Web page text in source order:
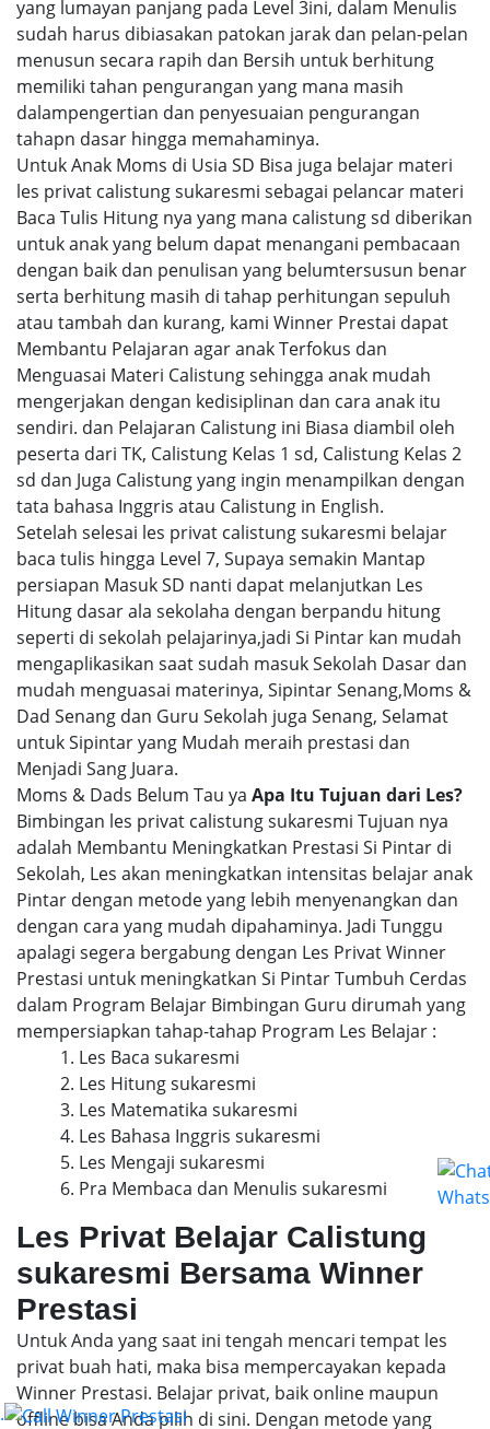
yang lumayan panjang pada Level 3ini, dalam Menulis
sudah harus dibiasakan patokan jarak dan pelan-pelan
menusun secara rapih dan Bersih untuk berhitung
memiliki tahan pengurangan yang mana masih
dalampengertian dan penyesuaian pengurangan
tahapn dasar hingga memahaminya.
Untuk Anak Moms di Usia SD Bisa juga belajar materi
les privat calistung sukaresmi sebagai pelancar materi
Baca Tulis Hitung nya yang mana calistung sd diberikan
untuk anak yang belum dapat menangani pembacaan
dengan baik dan penulisan yang belumtersusun benar
serta berhitung masih di tahap perhitungan sepuluh
atau tambah dan kurang, kami Winner Prestai dapat
Membantu Pelajaran agar anak Terfokus dan
Menguasai Materi Calistung sehingga anak mudah
mengerjakan dengan kedisiplinan dan cara anak itu
sendiri. dan Pelajaran Calistung ini Biasa diambil oleh
peserta dari TK, Calistung Kelas 1 sd, Calistung Kelas 2
sd dan Juga Calistung yang ingin menampilkan dengan
tata bahasa Inggris atau Calistung in English.
Setelah selesai les privat calistung sukaresmi belajar
baca tulis hingga Level 7, Supaya semakin Mantap
persiapan Masuk SD nanti dapat melanjutkan Les
Hitung dasar ala sekolaha dengan berpandu hitung
seperti di sekolah pelajarinya,jadi Si Pintar kan mudah
mengaplikasikan saat sudah masuk Sekolah Dasar dan
mudah menguasai materinya, Sipintar Senang,Moms &
Dad Senang dan Guru Sekolah juga Senang, Selamat
untuk Sipintar yang Mudah meraih prestasi dan
Menjadi Sang Juara.
Moms & Dads Belum Tau ya Apa Itu Tujuan dari Les?
Bimbingan les privat calistung sukaresmi Tujuan nya
adalah Membantu Meningkatkan Prestasi Si Pintar di
Sekolah, Les akan meningkatkan intensitas belajar anak
Pintar dengan metode yang lebih menyenangkan dan
dengan cara yang mudah dipahaminya. Jadi Tunggu
apalagi segera bergabung dengan Les Privat Winner
Prestasi untuk meningkatkan Si Pintar Tumbuh Cerdas
dalam Program Belajar Bimbingan Guru dirumah yang
mempersiapkan tahap-tahap Program Les Belajar :
1. Les Baca sukaresmi
2. Les Hitung sukaresmi
3. Les Matematika sukaresmi
4. Les Bahasa Inggris sukaresmi
5. Les Mengaji sukaresmi
6. Pra Membaca dan Menulis sukaresmi
Les Privat Belajar Calistung
sukaresmi Bersama Winner
Prestasi
Untuk Anda yang saat ini tengah mencari tempat les
privat buah hati, maka bisa mempercayakan kepada
Winner Prestasi. Belajar privat, baik online maupun
offline bisa Anda pilih di sini. Dengan metode yang
.